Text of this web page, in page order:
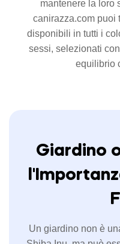
mantenere la loro
canirazza.com puoi
disponibili in tutti i
sessi, selezionati
equilibrio
Giardino
Un giardino non è